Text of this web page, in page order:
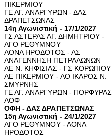
ΠΙΚΕΡΜΙΟΥ
ΓΕ ΑΓ. ΑΝΑΡΓΥΡΩΝ - ΔΑΣ
ΔΡΑΠΕΤΣΩΝΑΣ
14η Αγωνιστική - 17/1/2027
ΓΣ ΑΣΤΕΡΑΣ ΑΓ. ΔΗΜΗΤΡΙΟΥ -
ΑΓΟ ΡΕΘΥΜΝΟΥ
ΑΟΝΑ ΗΡΟΔΟΤΟΣ - ΑΣ
ΑΝΑΓΕΝΝΗΣΗ ΠΕΤΡΑΛΩΝΩΝ
ΑΕ Ν. ΚΗΦΙΣΙΑΣ - ΓΣ ΚΟΡΩΠΙΟΥ
ΑΕ ΠΙΚΕΡΜΙΟΥ - ΑΟ ΙΚΑΡΟΣ Ν.
ΣΜΥΡΝΗΣ
ΓΕ ΑΓ. ΑΝΑΡΓΥΡΩΝ - ΠΟΡΦΥΡΑΣ
ΑΟΦ
ΟΦΗ - ΔΑΣ ΔΡΑΠΕΤΣΩΝΑΣ
15η Αγωνιστική - 24/1/2027
ΑΓΟ ΡΕΘΥΜΝΟΥ - ΑΟΝΑ
ΗΡΟΔΟΤΟΣ